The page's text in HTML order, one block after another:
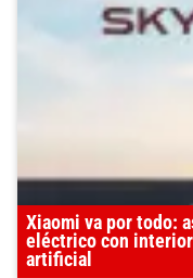
Xiaomi va por todo:
eléctrico con
artificial